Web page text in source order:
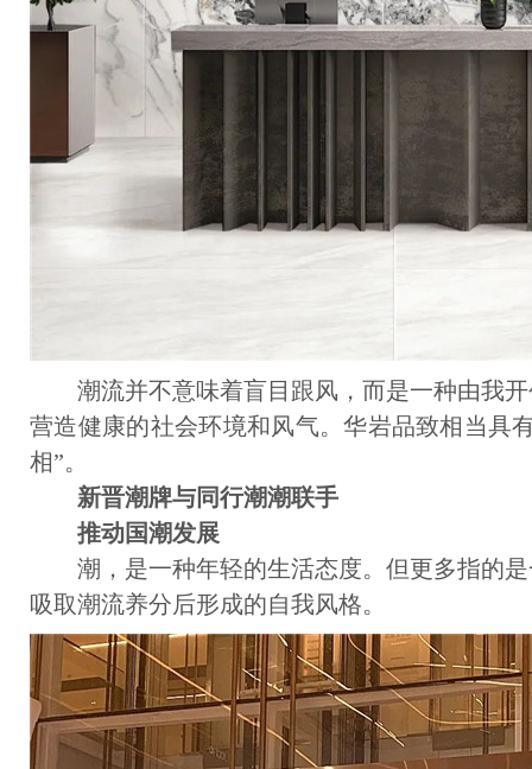
潮流并不意味着盲目跟风，而是一种由我开
营造健康的社会环境和风气。华岩品致相当具
相”。
新晋潮牌与同行潮潮联手
推动国潮发展
潮，是一种年轻的生活态度。但更多指的是
吸取潮流养分后形成的自我风格。